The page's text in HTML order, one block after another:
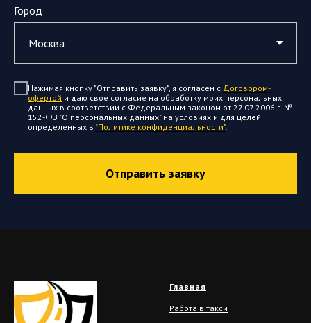
Город
Нажимая кнопку "Отправить заявку", я согласен с Договором-
офертой и даю свое согласие на обработку моих персональных
данных в соответствии с Федеральным законом от 27.07.2006 г. №
152-ФЗ "О персональных данных" на условиях и для целей
определенных в "Политике конфиденциальности".
Отправить заявку
Главная
Работа в такси